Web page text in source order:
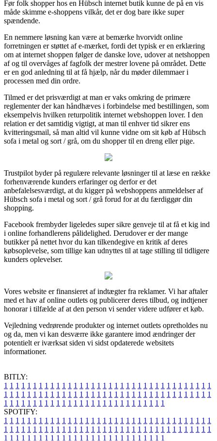
Før folk shopper hos en Hübsch internet butik kunne de på en vis
måde skimme e-shoppens vilkår, det er dog bare ikke super
spændende.
En nemmere løsning kan være at bemærke hvorvidt online
forretningen er støttet af e-mærket, fordi det typisk er en erklæring
om at internet shoppen følger de danske love, udover at netshoppen
af og til overvåges af fagfolk der mestrer lovene på området. Dette
er en god anledning til at få hjælp, når du møder dilemmaer i
processen med din ordre.
Tilmed er det prisværdigt at man er vaks omkring de primære
reglementer der kan håndhæves i forbindelse med bestillingen, som
eksempelvis hvilken returpolitik internet webshoppen lover. I den
relation er det samtidig vigtigt, at man til enhver tid sikrer ens
kvitteringsmail, så man altid vil kunne vidne om sit køb af Hübsch
sofa i metal og sort / grå, om du shopper til en dreng eller pige.
Trustpilot byder på regulære relevante løsninger til at læse en række
forhenværende kunders erfaringer og derfor er det
anbefalelsesværdigt, at du kigger på webshoppens anmeldelser af
Hübsch sofa i metal og sort / grå forud for at du færdiggør din
shopping.
Facebook frembyder ligeledes super sikre genveje til at få et kig ind
i online forhandlerens pålidelighed. Derudover er der mange
butikker på nettet hvor du kan tilkendegive en kritik af deres
købsoplevelse, som tillige kan udnyttes til at tage stilling til tidligere
kunders oplevelser.
Vores website er finansieret af indtægter fra reklamer. Vi har aftaler
med et hav af online outlets og publicerer deres tilbud, og indtjener
honorar i tilfælde af at den person vi sender videre udfører et køb.
Vejledning vedrørende produkter og internet outlets opretholdes nu
og da, men vi kan desværre ikke garantere imod ændringer der
potentielt er iværksat siden vi sidst opdaterede websitets
informationer.
BITLY:
1 1 1 1 1 1 1 1 1 1 1 1 1 1 1 1 1 1 1 1 1 1 1 1 1 1 1 1 1 1 1 1 1 1 1 1
1 1 1 1 1 1 1 1 1 1 1 1 1 1 1 1 1 1 1 1 1 1 1 1 1 1 1 1 1 1 1 1 1 1 1 1
1 1 1 1 1 1 1 1 1 1 1 1 1 1 1 1 1 1 1 1 1 1 1 1 1 1 1 1
SPOTIFY:
1 1 1 1 1 1 1 1 1 1 1 1 1 1 1 1 1 1 1 1 1 1 1 1 1 1 1 1 1 1 1 1 1 1 1 1
1 1 1 1 1 1 1 1 1 1 1 1 1 1 1 1 1 1 1 1 1 1 1 1 1 1 1 1 1 1 1 1 1 1 1 1
1 1 1 1 1 1 1 1 1 1 1 1 1 1 1 1 1 1 1 1 1 1 1 1 1 1 1 1